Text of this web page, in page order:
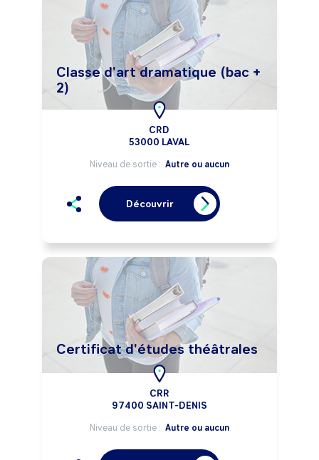
Classe d'art dramatique (bac +
2)
CRD
53000 LAVAL
Niveau de sortie : Autre ou aucun
Découvrir
Certificat d'études théâtrales
CRR
97400 SAINT-DENIS
Niveau de sortie : Autre ou aucun